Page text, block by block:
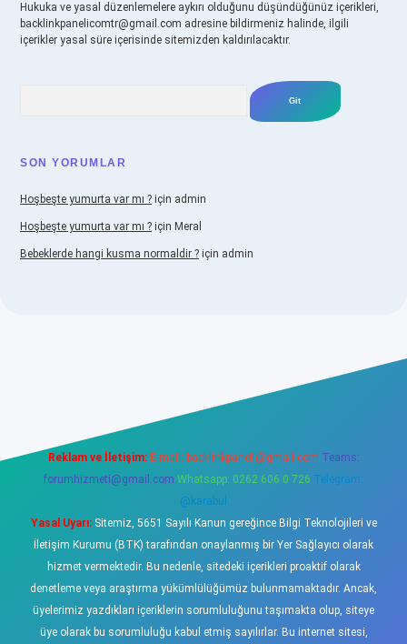
Hukuka ve yasal düzenlemelere aykırı olduğunu düşündüğünüz içerikleri,
backlinkpanelicomtr@gmail.com adresine bildirmeniz halinde, ilgili
içerikler yasal süre içerisinde sitemizden kaldırılacaktır.
SON YORUMLAR
Hoşbeşte yumurta var mı ? için admin
Hoşbeşte yumurta var mı ? için Meral
Bebeklerde hangi kusma normaldir ? için admin
Reklam ve İletişim: E-mail: backlinkpaneli@gmail.com Teams:
forumhizmeti@gmail.com Whatsapp: 0262 606 0 726 Telegram:
@karabul
Yasal Uyarı:Sitemiz, 5651 Sayılı Kanun gereğince Bilgi Teknolojileri ve
İletişim Kurumu (BTK) tarafından onaylanmış bir Yer Sağlayıcı olarak
hizmet vermektedir. Bu nedenle, sitedeki içerikleri proaktif olarak
denetleme veya araştırma yükümlülüğümüz bulunmamaktadır. Ancak,
üyelerimiz yazdıkları içeriklerin sorumluluğunu taşımakta olup, siteye
üye olarak bu sorumluluğu kabul etmiş sayılırlar. Bu internet sitesi,